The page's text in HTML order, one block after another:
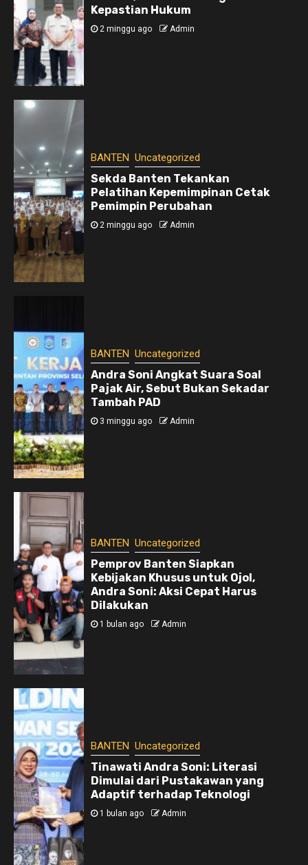
Kepastian Hukum
2 minggu ago Admin
BANTEN Uncategorized
Sekda Banten Tekankan
Pelatihan Kepemimpinan Cetak
Pemimpin Perubahan
2 minggu ago Admin
BANTEN Uncategorized
Andra Soni Angkat Suara Soal
Pajak Air, Sebut Bukan Sekadar
Tambah PAD
3 minggu ago Admin
BANTEN Uncategorized
Pemprov Banten Siapkan
Kebijakan Khusus untuk Ojol,
Andra Soni: Aksi Cepat Harus
Dilakukan
1 bulan ago Admin
BANTEN Uncategorized
Tinawati Andra Soni: Literasi
Dimulai dari Pustakawan yang
Adaptif terhadap Teknologi
1 bulan ago Admin